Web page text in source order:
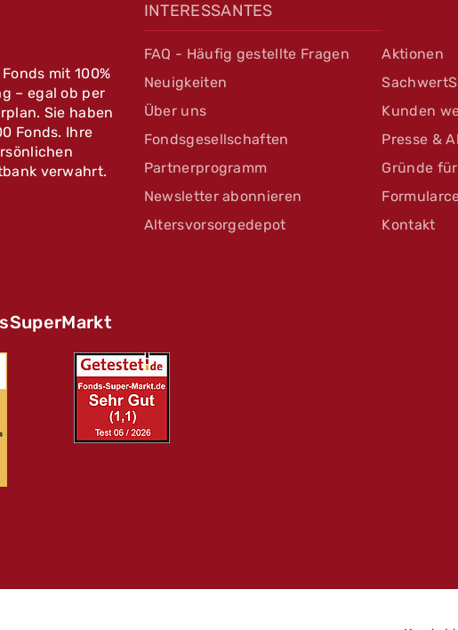
mit 100%
– egal ob per
Sie haben
Fonds. Ihre
verwahrt.
INTERESSANTES
FAQ - Häufig gestellte Fragen Aktionen
Neuigkeiten
Über uns
Kunden
Fondsgesellschaften
Presse &
Partnerprogramm
Gründe
Newsletter abonnieren
Altersvorsorgedepot
Kontakt